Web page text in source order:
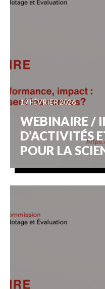
19 FÉVRIER 2026
WEBINAIRE /
D’ACTIVITÉS
POUR LA